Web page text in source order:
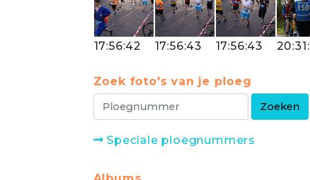
17:56:42 17:56:43 17:56:43
Zoek foto's van je ploeg
Speciale ploegnummers